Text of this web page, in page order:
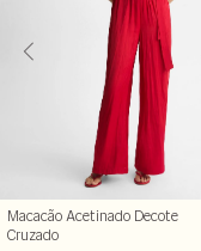
Macacão Acetinado Decote
Cruzado